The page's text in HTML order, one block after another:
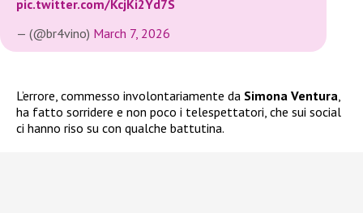
pic.twitter.com/KcjKi2Yd7S
— (@br4vino) March 7, 2026
L’errore, commesso involontariamente da Simona Ventura
ha fatto sorridere e non poco i telespettatori, che sui social
ci hanno riso su con qualche battutina.